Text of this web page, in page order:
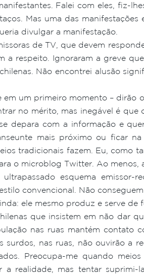
Falei com eles, fiz-
Mas uma das
divulgar a manifestação.
de TV, que devem
a respeito. Ignoraram a greve
Não encontrei alusão
em um primeiro momento –
no mérito, mas inegável é
depara com a informação e
mais próximo ou ficar
tradicionais fazem. Eu, como
o microblog Twitter. Ao menos,
esquema
convencional. Não
ele mesmo produz e serve
que insistem em não dar
nas ruas mantém
surdos, nas ruas, não ouvirão a
Preocupa-me quando
a realidade, mas tentar